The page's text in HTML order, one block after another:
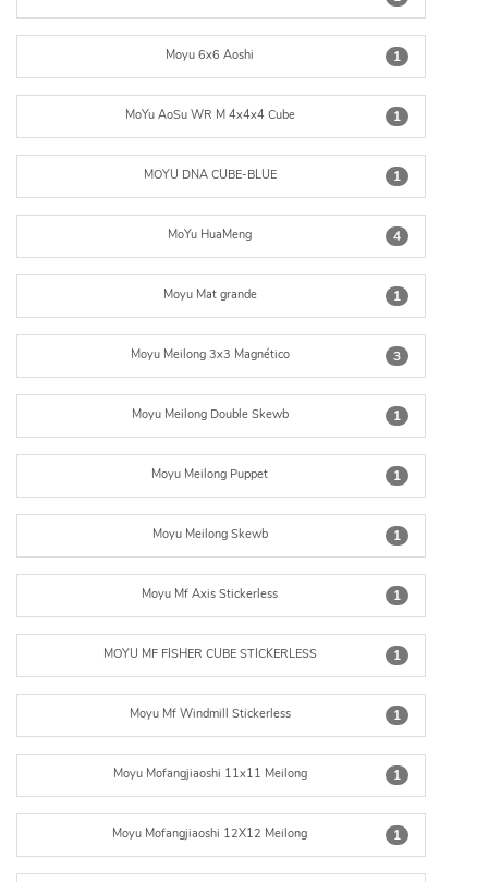
1
Moyu 6x6 Aoshi
1
MoYu AoSu WR M 4x4x4 Cube
1
MOYU DNA CUBE-BLUE
4
MoYu HuaMeng
1
Moyu Mat grande
3
Moyu Meilong 3x3 Magnético
1
Moyu Meilong Double Skewb
1
Moyu Meilong Puppet
1
Moyu Meilong Skewb
1
Moyu Mf Axis Stickerless
1
MOYU MF FISHER CUBE STICKERLESS
1
Moyu Mf Windmill Stickerless
1
Moyu Mofangjiaoshi 11x11 Meilong
1
Moyu Mofangjiaoshi 12X12 Meilong